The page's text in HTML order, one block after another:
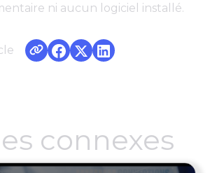
ni aucun logiciel installé.
connexes